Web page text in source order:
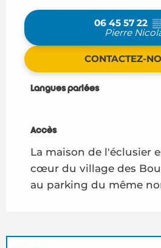
06 45 57 22
Pierre
CONTACTEZ-
Langues parlées
Langues parlées
Accès
Accès
La maison de l'éclusier
cœur du village des
au parking du même